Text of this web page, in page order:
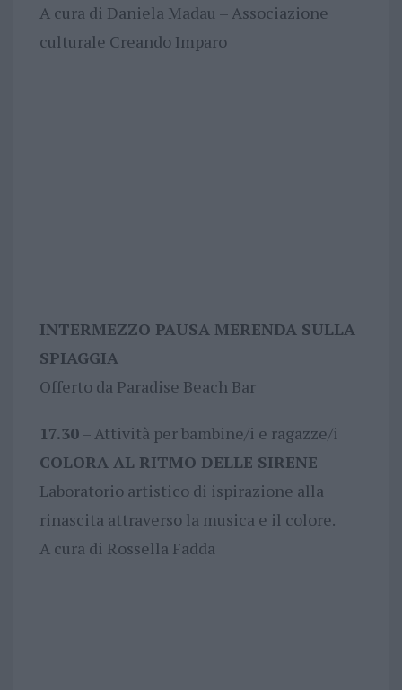
A cura di Daniela Madau – Associazione
culturale Creando Imparo
INTERMEZZO PAUSA MERENDA SULLA
SPIAGGIA
Offerto da Paradise Beach Bar
17.30– Attività per bambine/i e ragazze/i
COLORA AL RITMO DELLE SIRENE
Laboratorio artistico di ispirazione alla
rinascita attraverso la musica e il colore.
A cura di Rossella Fadda